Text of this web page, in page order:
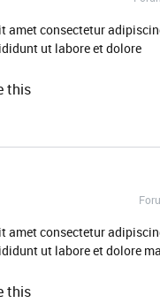
amet consectetur
ut labore et dolore
this
amet consectetur
ut labore et dolore
this